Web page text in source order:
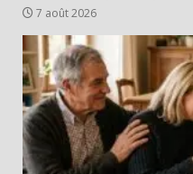
7 août 2026